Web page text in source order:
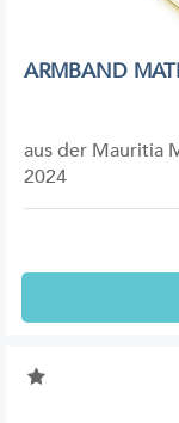
ARMBAND
aus der Mauritia
2024